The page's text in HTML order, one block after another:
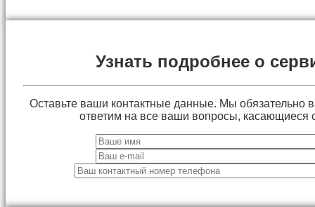
Узнать подробнее о
Оставьте ваши контактные данные. Мы обязательно
ответим на все ваши вопросы, касающиеся